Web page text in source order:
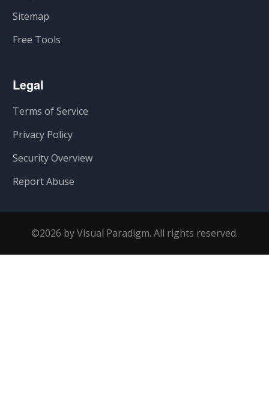
Sitemap
Free Tools
Legal
Terms of Service
Privacy Policy
Security Overview
Report Abuse
©2026 by Visual Paradigm. All rights reserved.